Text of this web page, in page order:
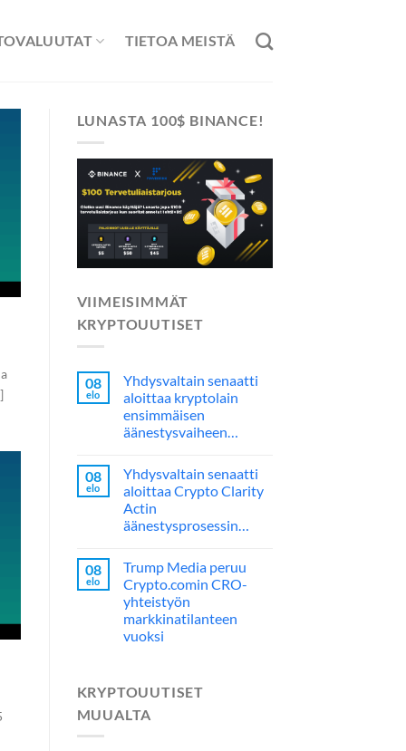
TIETOA MEISTÄ
LUNASTA 100$ BINANCE!
VIIMEISIMMÄT
KRYPTOUUTISET
08
elo
Yhdysvaltain senaatti
aloittaa kryptolain
ensimmäisen
äänestysvaiheen…
08
elo
Yhdysvaltain senaatti
aloittaa Crypto Clarity
Actin
äänestysprosessin…
08
elo
Trump Media peruu
Crypto.comin CRO-
yhteistyön
markkinatilanteen
vuoksi
KRYPTOUUTISET
MUUALTA